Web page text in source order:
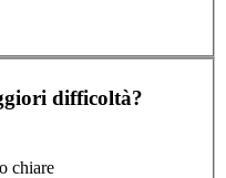
difficoltà?
chiare